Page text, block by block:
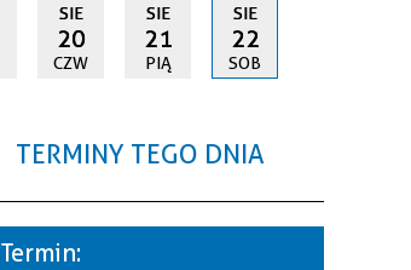
SIE
20
CZW
SIE
21
PIĄ
SIE
22
SOB
TERMINY TEGO DNIA
Termin: